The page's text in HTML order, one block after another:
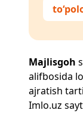
Majlisgoh
alifbosida
ajratish
Imlo.uz